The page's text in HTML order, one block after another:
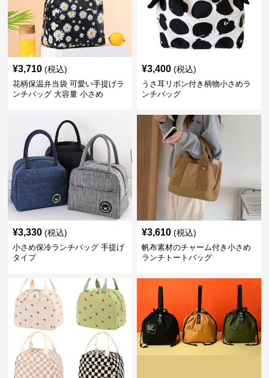
¥3,710 (税込)
花柄保温弁当袋 可愛い手提げラ
ンチバッグ 大容量 小さめ
¥3,400 (税込)
うさ耳リボン付き柄物小さめラ
ンチバッグ
¥3,330 (税込)
小さめ保冷ランチバッグ 手提げ
タイプ
¥3,610 (税込)
帆布素材のチャーム付き小さめ
ランチトートバッグ